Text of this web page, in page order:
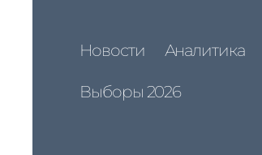
Новости Аналитика
Выборы 2026